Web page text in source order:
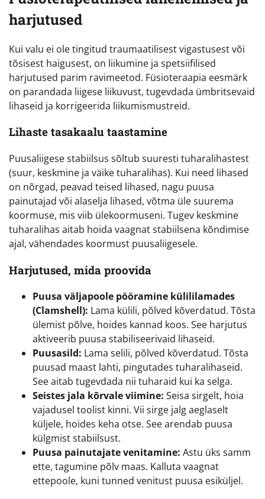
harjutused
Kui valu ei ole tingitud traumaatilisest vigastusest või
tõsisest haigusest, on liikumine ja spetsiifilised
harjutused parim ravimeetod. Füsioteraapia eesmärk
on parandada liigese liikuvust, tugevdada ümbritsevaid
lihaseid ja korrigeerida liikumismustreid.
Lihaste tasakaalu taastamine
Puusaliigese stabiilsus sõltub suuresti tuharalihastest
(suur, keskmine ja väike tuharalihas). Kui need lihased
on nõrgad, peavad teised lihased, nagu puusa
painutajad või alaselja lihased, võtma üle suurema
koormuse, mis viib ülekoormuseni. Tugev keskmine
tuharalihas aitab hoida vaagnat stabiilsena kõndimise
ajal, vähendades koormust puusaliigesele.
Harjutused, mida proovida
Puusa väljapoole pööramine külililamades
(Clamshell): Lama külili, põlved kõverdatud. Tõsta
ülemist põlve, hoides kannad koos. See harjutus
aktiveerib puusa stabiliseerivaid lihaseid.
Puusasild: Lama selili, põlved kõverdatud. Tõsta
puusad maast lahti, pingutades tuharalihaseid.
See aitab tugevdada nii tuharaid kui ka selga.
Seistes jala kõrvale viimine: Seisa sirgelt, hoia
vajadusel toolist kinni. Vii sirge jalg aeglaselt
küljele, hoides keha otse. See arendab puusa
külgmist stabiilsust.
Puusa painutajate venitamine: Astu üks samm
ette, tagumine põlv maas. Kalluta vaagnat
ettepoole, kuni tunned venitust puusa esiküljel.